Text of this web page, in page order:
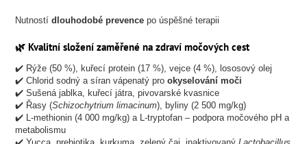
Nutnostídlouhodobé prevence po úspěšné terapii
🌿 Kvalitní složení zaměřené na zdraví močových cest
✔️ Rýže (50 %), kuřecí protein (17 %), vejce (4 %), lososový olej
✔️ Chlorid sodný a síran vápenatý prookyselování moči
✔️ Sušená jablka, kuřecí játra, pivovarské kvasnice
✔️ Řasy (Schizochytrium limacinum), byliny (2 500 mg/kg)
✔️ L-methionin (4 000 mg/kg) a L-tryptofan – podpora močového pH a
metabolismu